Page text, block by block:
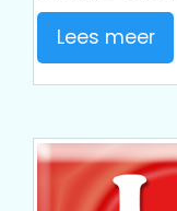
Lees meer